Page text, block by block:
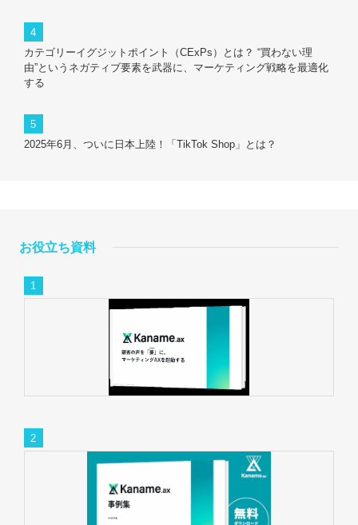
カテゴリーイグジットポイント（CExPs）とは？ “買わない理
由”というネガティブ要素を武器に、マーケティング戦略を最適化
する
2025年6月、ついに日本上陸！「TikTok Shop」とは？
お役立ち資料